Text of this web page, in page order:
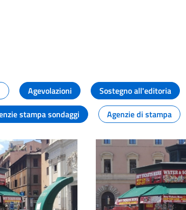
pagina Notizie
Agevolazioni Sostegno all'editoria
stampa sondaggi Agenzie di stampa